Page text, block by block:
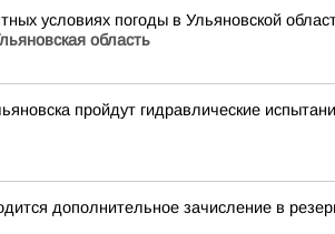
условиях погоды в Ульяновской
область
пройдут гидравлические
дополнительное зачисление в